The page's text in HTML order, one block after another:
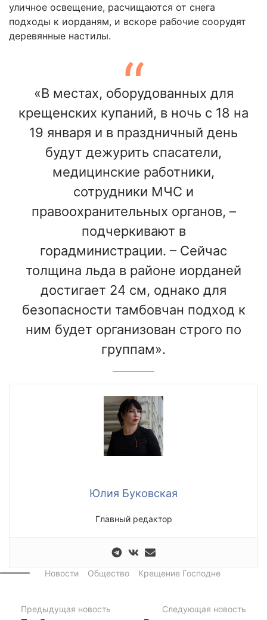
уличное освещение, расчищаются от снега
подходы к иорданям, и вскоре рабочие соорудят
деревянные настилы.
«В местах, оборудованных для
крещенских купаний, в ночь с 18 на
19 января и в праздничный день
будут дежурить спасатели,
медицинские работники,
сотрудники МЧС и
правоохранительных органов, –
подчеркивают в
горадминистрации. – Сейчас
толщина льда в районе иорданей
достигает 24 см, однако для
безопасности тамбовчан подход к
ним будет организован строго по
группам».
Юлия Буковская
Главный редактор
Новости Общество Крещение Господне
Предыдущая новость Следующая новость